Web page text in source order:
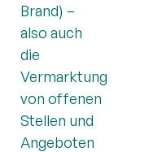
Brand) –
also auch
die
Vermarktung
von offenen
Stellen und
Angeboten